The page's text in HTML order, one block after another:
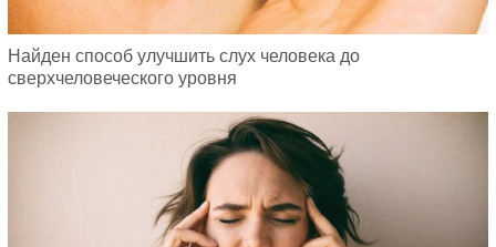
Найден способ улучшить слух человека до
сверхчеловеческого уровня